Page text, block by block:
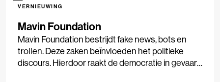
Mavin Foundation
VERNIEUWING
Mavin Foundation bestrijdt fake news, bots en
trollen. Deze zaken beïnvloeden het politieke
discours. Hierdoor raakt de democratie in gevaar